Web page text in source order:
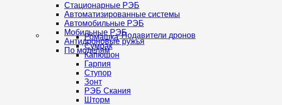
Подавители дронов
Стационарные РЭБ
Автоматизированные системы
Автомобильные РЭБ
Мобильные РЭБ
Антидроновые ружья
По моделям
Ромашка
Сумрак
Капюшон
Гарпия
Ступор
Зонт
РЭБ Скания
Шторм